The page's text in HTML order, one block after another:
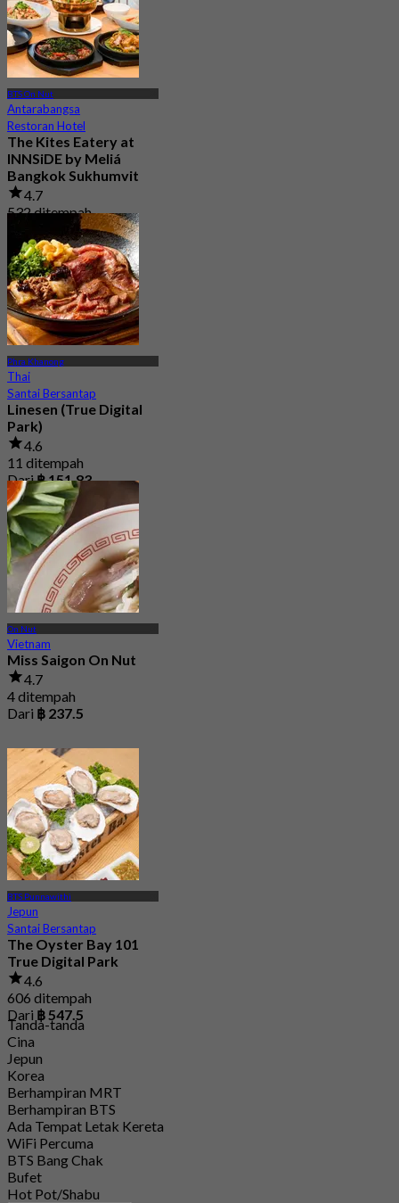
BTS On Nut
Antarabangsa
Restoran Hotel
The Kites Eatery at
INNSiDE by Meliá
Bangkok Sukhumvit
4.7
532 ditempah
Phra Khanong
Thai
Santai Bersantap
Linesen (True Digital
Park)
4.6
11 ditempah
Dari฿ 151.83
On Nut
Vietnam
Miss Saigon On Nut
4.7
4 ditempah
Dari ฿ 237.5
BTS Punnawithi
Jepun
Santai Bersantap
The Oyster Bay 101
True Digital Park
4.6
606 ditempah
Dari ฿ 547.5
Tanda-tanda
Cina
Jepun
Korea
Berhampiran MRT
Berhampiran BTS
Ada Tempat Letak Kereta
WiFi Percuma
BTS Bang Chak
Bufet
Hot Pot/Shabu